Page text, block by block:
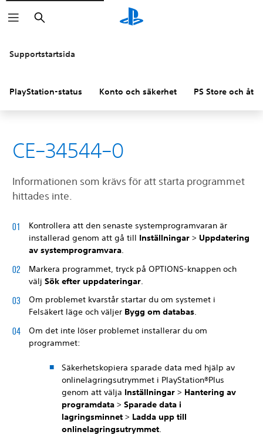
Sök
Supportstartsida
PlayStation-status Konto och säkerhet PS Store och
CE–34544–0
Informationen som krävs för att starta programmet
hittades inte.
Kontrollera att den senaste systemprogramvaran är
installerad genom att gå till Inställningar > Uppdatering
av systemprogramvara.
Markera programmet, tryck på OPTIONS-knappen och
välj Sök efter uppdateringar
Om problemet kvarstår startar du om systemet i
Felsäkert läge och väljer Bygg om databas.
Om det inte löser problemet installerar du om
programmet:
Säkerhetskopiera sparade data med hjälp av
onlinelagringsutrymmet i PlayStation®Plus
genom att välja Inställningar > Hantering av
programdata > Sparade data i
lagringsminnet > Ladda upp till
onlinelagringsutrymmet